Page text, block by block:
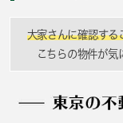
大家さんに確認する
こちらの物件が気